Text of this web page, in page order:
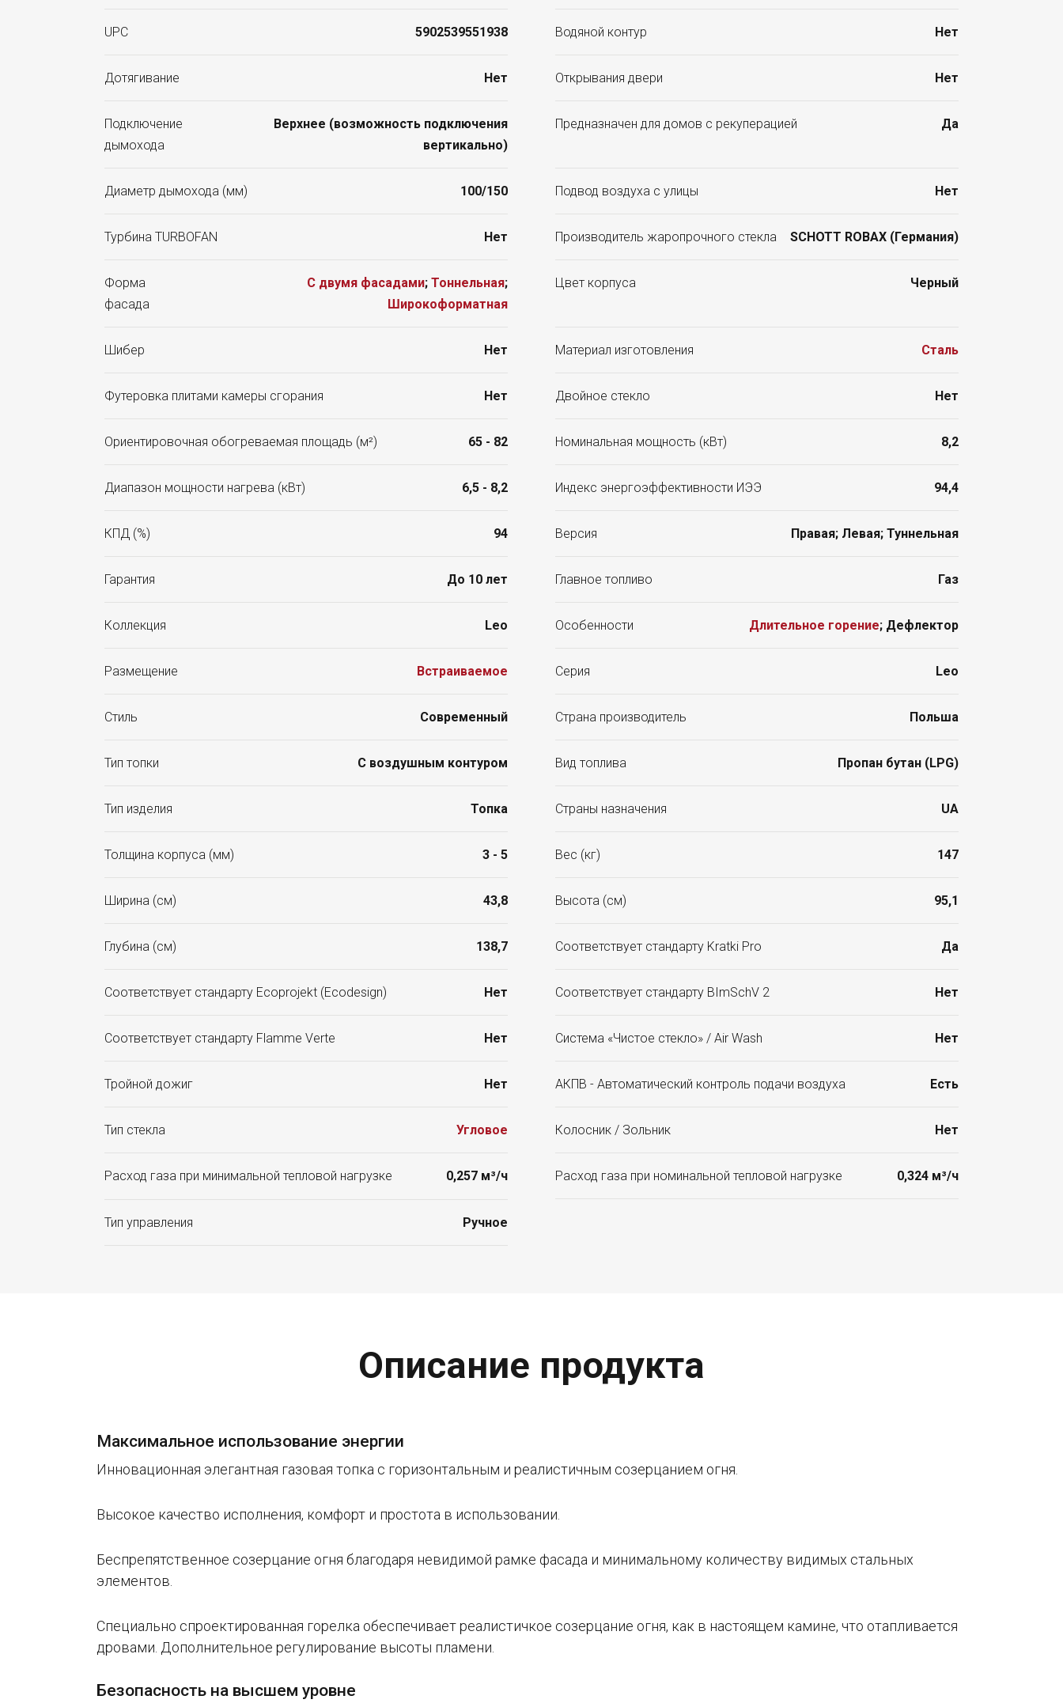
UPC 5902539551938 Водяной контур Нет
Дотягивание Нет Открывания двери Нет
Подключение
дымохода
Верхнее (возможность подключения
вертикально)
Предназначен для домов с рекуперацией Да
Диаметр дымохода (мм) 100/150 Подвод воздуха с улицы Нет
Турбина TURBOFAN Нет Производитель жаропрочного стекла SCHOTT ROBAX (Германия)
Форма
фасада
С двумя фасадами; Тоннельная;
Широкоформатная
Цвет корпуса Черный
Шибер Нет Материал изготовления Сталь
Футеровка плитами камеры сгорания Нет Двойное стекло Нет
Ориентировочная обогреваемая площадь (м²) 65 - 82 Номинальная мощность (кВт) 8,2
Диапазон мощности нагрева (кВт) 6,5 - 8,2 Индекс энергоэффективности ИЭЭ 94,4
КПД (%) 94 Версия Правая; Левая; Туннельная
Гарантия До 10 лет Главное топливо Газ
Коллекция Leo Особенности Длительное горение; Дефлектор
Размещение Встраиваемое Серия Leo
Стиль Современный Страна производитель Польша
Тип топки С воздушным контуром Вид топлива Пропан бутан (LPG)
Тип изделия Топка Страны назначения UA
Толщина корпуса (мм) 3 - 5 Вес (кг) 147
Ширина (см) 43,8 Высота (см) 95,1
Глубина (см) 138,7 Соответствует стандарту Kratki Pro Да
Соответствует стандарту Ecoprojekt (Ecodesign) Нет Соответствует стандарту BImSchV 2 Нет
Соответствует стандарту Flamme Verte Нет Система «Чистое стекло» / Air Wash Нет
Тройной дожиг Нет АКПВ - Автоматический контроль подачи воздуха Есть
Тип стекла Угловое Колосник / Зольник Нет
Расход газа при минимальной тепловой нагрузке 0,257 м³/ч Расход газа при номинальной тепловой нагрузке 0,324 м³/ч
Тип управления Ручное
Описание продукта
Максимальное использование энергии
Инновационная элегантная газовая топка с горизонтальным и реалистичным созерцанием огня.
Высокое качество исполнения, комфорт и простота в использовании.
Беспрепятственное созерцание огня благодаря невидимой рамке фасада и минимальному количеству видимых стальных
элементов.
Специально спроектированная горелка обеспечивает реалистичкое созерцание огня, как в настоящем камине, что отапливается
дровами. Дополнительное регулирование высоты пламени.
Безопасность на высшем уровне